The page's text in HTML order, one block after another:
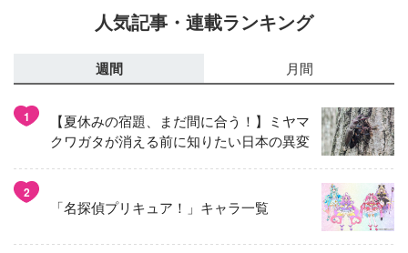
人気記事・連載ランキング
週間 月間
1
【夏休みの宿題、まだ間に合う！】ミヤマ
クワガタが消える前に知りたい日本の異変
2
「名探偵プリキュア！」キャラ一覧